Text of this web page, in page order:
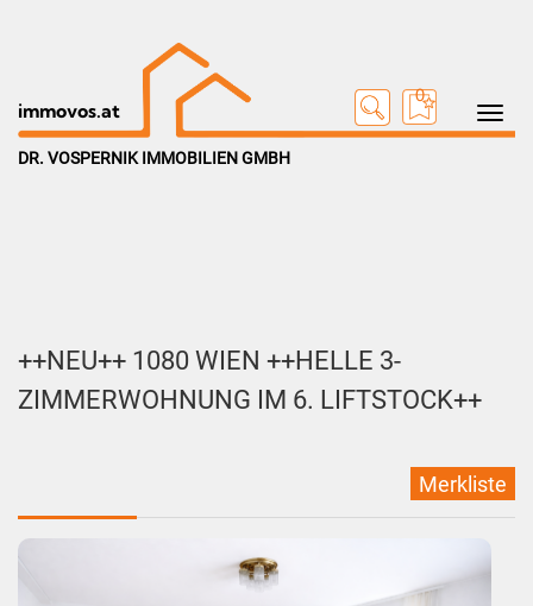
Toggle
immovos.at
0
DR. VOSPERNIK IMMOBILIEN GMBH
++NEU++ 1080 WIEN ++HELLE 3-
ZIMMERWOHNUNG IM 6. LIFTSTOCK++
Merkliste